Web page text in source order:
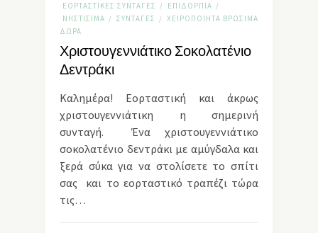
ΕΟΡΤΑΣΤΙΚΈΣ ΣΥΝΤΑΓΈΣ / ΕΠΙΔΌΡΠΙΑ /
ΝΗΣΤΊΣΙΜΑ / ΣΥΝΤΑΓΈΣ /
ΧΕΙΡΟΠΟΊΗΤΑ ΒΡΏΣΙΜΑ
ΔΏΡΑ
Χριστουγεννιάτικο Σοκολατένιο
Δεντράκι
Καλημέρα! Εορταστική και άκρως
χριστουγεννιάτικη η σημερινή
συνταγή. Ένα χριστουγεννιάτικο
σοκολατένιο δεντράκι με αμύγδαλα και
ξερά σύκα για να στολίσετε το σπίτι
σας και το εορταστικό τραπέζι τώρα
τις…